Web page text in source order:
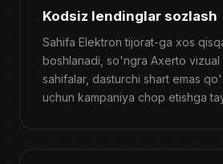
Kodsiz lendinglar sozlash
Sahifa Elektron tijorat-ga xos
boshlanadi, so'ngra Axerto vizual
sahifalar, dasturchi shart emas
uchun kampaniya chop etishga